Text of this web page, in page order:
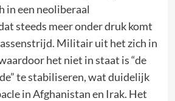
in een neoliberaal
steeds meer onder druk komt
Militair uit het zich in
het niet in staat is “de
te stabiliseren, wat duidelijk
in Afghanistan en Irak. Het